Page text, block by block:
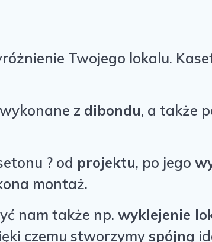
Twojego lokalu.
wykonane z dibondu, a także
? od projektu, po jego
montaż.
nam także np.wyklejenie
czemu stworzymyspójną